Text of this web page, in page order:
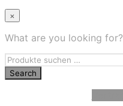
×
What are you looking for?